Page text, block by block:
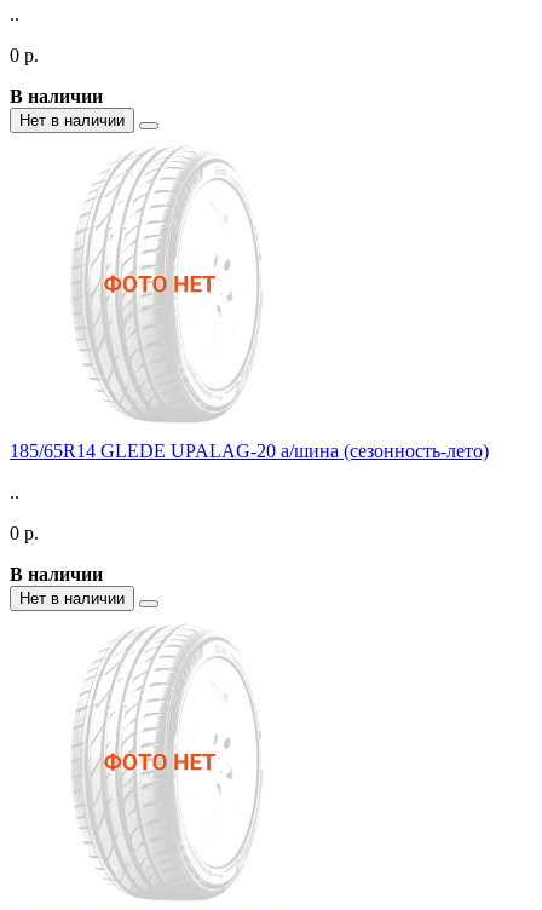
..
0 р.
В наличии
Нет в наличии
185/65R14 GLEDE UPALAG-20 а/шина (сезонность-лето)
..
0 р.
В наличии
Нет в наличии